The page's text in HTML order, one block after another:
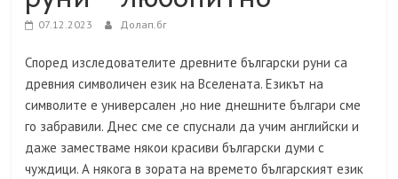
07.12.2023 Долап.бг
Според изследователите древните български руни са
древния символичен език на Вселената. Езикът на
символите е универсален ,но ние днешните българи сме
го забравили. Днес сме се спуснали да учим английски и
даже заместваме някои красиви български думи с
чуждици. А някога в зората на времето българският език